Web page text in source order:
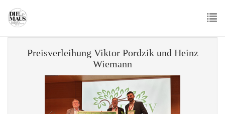
main
content
Preisverleihung Viktor Pordzik und Heinz
Wiemann